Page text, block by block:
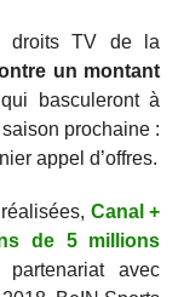
droits TV de la
un montant
basculeront à
prochaine :
appel d’offres.
Canal +
de 5 millions
avec